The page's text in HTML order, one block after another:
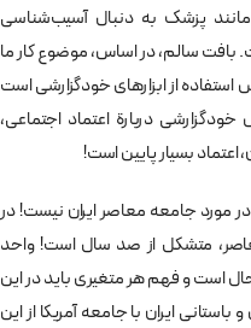
مانند پزشک به دنبال آسیب‌شناسی
بافت سالم، در اساس، موضوع کار ما
از ابزارهای خودگزارشی است
دربارة اعتماد اجتماعی،
اعتماد بسیار پایین است!
مورد جامعه معاصر ایران نیست! در
متشکل از صد سال است! واحد
است و فهم هر متغیری باید در این
ایران با جامعه آمریکا از این